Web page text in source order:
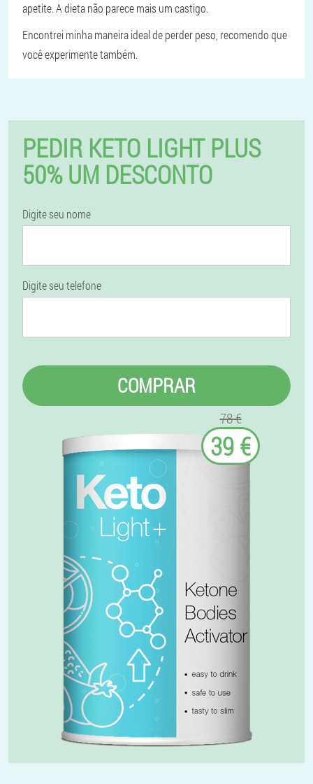
apetite. A dieta não parece mais um castigo.
Encontrei minha maneira ideal de perder peso, recomendo que
você experimente também.
PEDIR KETO LIGHT PLUS
50% UM DESCONTO
Digite seu nome
Digite seu telefone
COMPRAR
78 €
39 €